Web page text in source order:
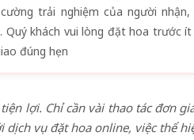
trải nghiệm của người nhận,
Quý khách vui lòng đặt hoa trước
đúng hẹn
lợi. Chỉ cần vài thao tác đơn
vụ đặt hoa online, việc thể